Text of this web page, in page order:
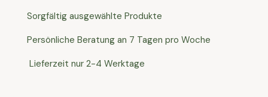
Sorgfältig ausgewählte Produkte
Persönliche Beratung an 7 Tagen pro Woche
Lieferzeit nur 2-4 Werktage